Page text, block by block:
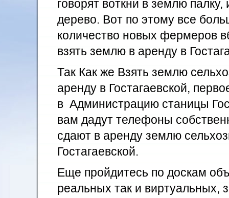
говорят воткни в землю
дерево. Вот по этому все
количество новых фермеров
взять землю в аренду в
Так Как же Взять землю
аренду в Гостагаевской,
в Администрацию станицы
вам дадут телефоны
сдают в аренду землю
Гостагаевской.
Еще пройдитесь по доскам
реальных так и виртуальных,